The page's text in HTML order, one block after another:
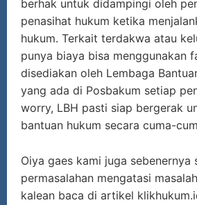
berhak untuk didampingi oleh
penasihat hukum ketika
hukum. Terkait terdakwa atau
punya biaya bisa menggunakan
disediakan oleh Lembaga
yang ada di Posbakum setiap
worry, LBH pasti siap bergerak
bantuan hukum secara cuma-
Oiya gaes kami juga sebenernya
permasalahan mengatasi
kalean baca di artikel